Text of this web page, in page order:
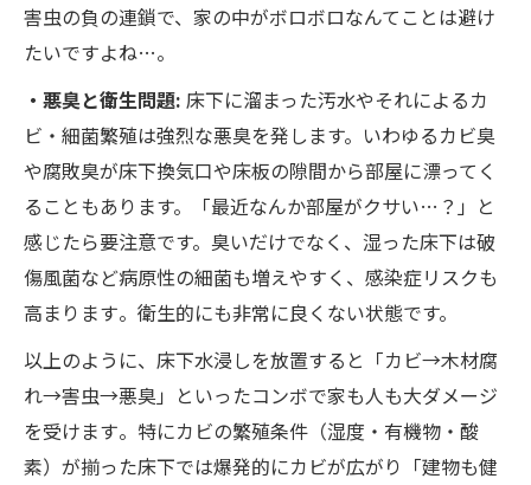
害虫の負の連鎖で、家の中がボロボロなんてことは避け
たいですよね…。
・悪臭と衛生問題: 床下に溜まった汚水やそれによるカ
ビ・細菌繁殖は強烈な悪臭を発します。いわゆるカビ臭
や腐敗臭が床下換気口や床板の隙間から部屋に漂ってく
ることもあります。「最近なんか部屋がクサい…？」と
感じたら要注意です。臭いだけでなく、湿った床下は破
傷風菌など病原性の細菌も増えやすく、感染症リスクも
高まります​。衛生的にも非常に良くない状態です。
以上のように、床下水浸しを放置すると「カビ→木材腐
れ→害虫→悪臭」といったコンボで家も人も大ダメージ
を受けます​。特にカビの繁殖条件（湿度・有機物・酸
素）が揃った床下では爆発的にカビが広がり「建物も健